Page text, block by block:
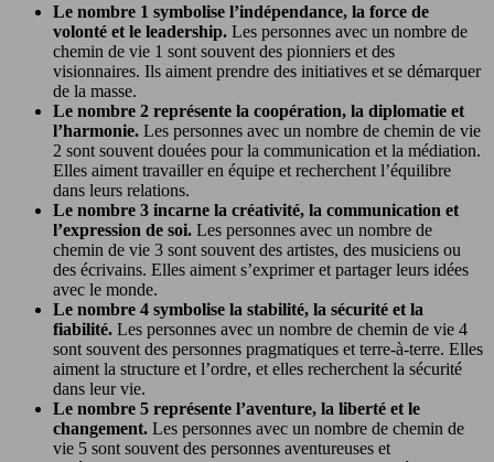
Le nombre 1 symbolise l’indépendance, la force de
volonté et le leadership. Les personnes avec un nombre de
chemin de vie 1 sont souvent des pionniers et des
visionnaires. Ils aiment prendre des initiatives et se démarquer
de la masse.
Le nombre 2 représente la coopération, la diplomatie et
l’harmonie. Les personnes avec un nombre de chemin de vie
2 sont souvent douées pour la communication et la médiation.
Elles aiment travailler en équipe et recherchent l’équilibre
dans leurs relations.
Le nombre 3 incarne la créativité, la communication et
l’expression de soi. Les personnes avec un nombre de
chemin de vie 3 sont souvent des artistes, des musiciens ou
des écrivains. Elles aiment s’exprimer et partager leurs idées
avec le monde.
Le nombre 4 symbolise la stabilité, la sécurité et la
fiabilité. Les personnes avec un nombre de chemin de vie 4
sont souvent des personnes pragmatiques et terre-à-terre. Elles
aiment la structure et l’ordre, et elles recherchent la sécurité
dans leur vie.
Le nombre 5 représente l’aventure, la liberté et le
changement. Les personnes avec un nombre de chemin de
vie 5 sont souvent des personnes aventureuses et